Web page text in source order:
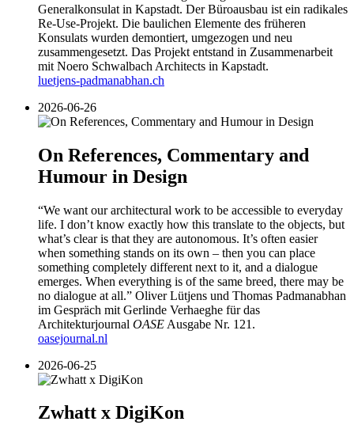
Generalkonsulat in Kapstadt. Der Büroausbau ist ein radikales
Re-Use-Projekt. Die baulichen Elemente des früheren
Konsulats wurden demontiert, umgezogen und neu
zusammengesetzt. Das Projekt entstand in Zusammenarbeit
mit Noero Schwalbach Architects in Kapstadt.
luetjens-padmanabhan.ch
2026-06-26
On References, Commentary and
Humour in Design
“We want our architectural work to be accessible to everyday
life. I don’t know exactly how this translate to the objects, but
what’s clear is that they are autonomous. It’s often easier
when something stands on its own – then you can place
something completely different next to it, and a dialogue
emerges. When everything is of the same breed, there may be
no dialogue at all.” Oliver Lütjens und Thomas Padmanabhan
im Gespräch mit Gerlinde Verhaeghe für das
Architekturjournal OASE Ausgabe Nr. 121.
oasejournal.nl
2026-06-25
Zwhatt x DigiKon